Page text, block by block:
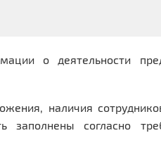
о деятельности
наличия
согласно